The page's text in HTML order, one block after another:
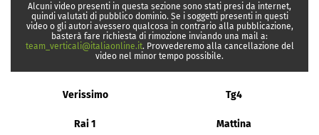
Alcuni video presenti in questa sezione sono stati presi da internet,
quindi valutati di pubblico dominio. Se i soggetti presenti in questi
video o gli autori avessero qualcosa in contrario alla pubblicazione,
basterà fare richiesta di rimozione inviando una mail a:
team_verticali@italiaonline.it. Provvederemo alla cancellazione del
video nel minor tempo possibile.
Verissimo Tg4
Rai 1 Mattina